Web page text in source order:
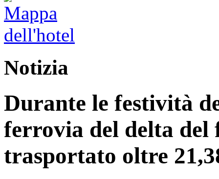
Notizia
Durante le festività
ferrovia del delta del
trasportato oltre